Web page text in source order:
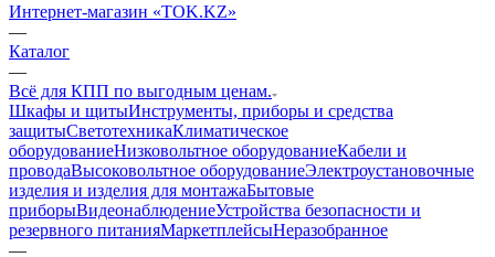
Интернет-магазин «TOK.KZ»
—
Каталог
—
Всё для КПП по выгодным ценам.
Шкафы и щитыИнструменты, приборы и средства
защитыСветотехникаКлиматическое
оборудованиеНизковольтное оборудованиеКабели и
проводаВысоковольтное оборудованиеЭлектроустановочные
изделия и изделия для монтажаБытовые
приборыВидеонаблюдениеУстройства безопасности и
резервного питанияМаркетплейсыНеразобранное
—